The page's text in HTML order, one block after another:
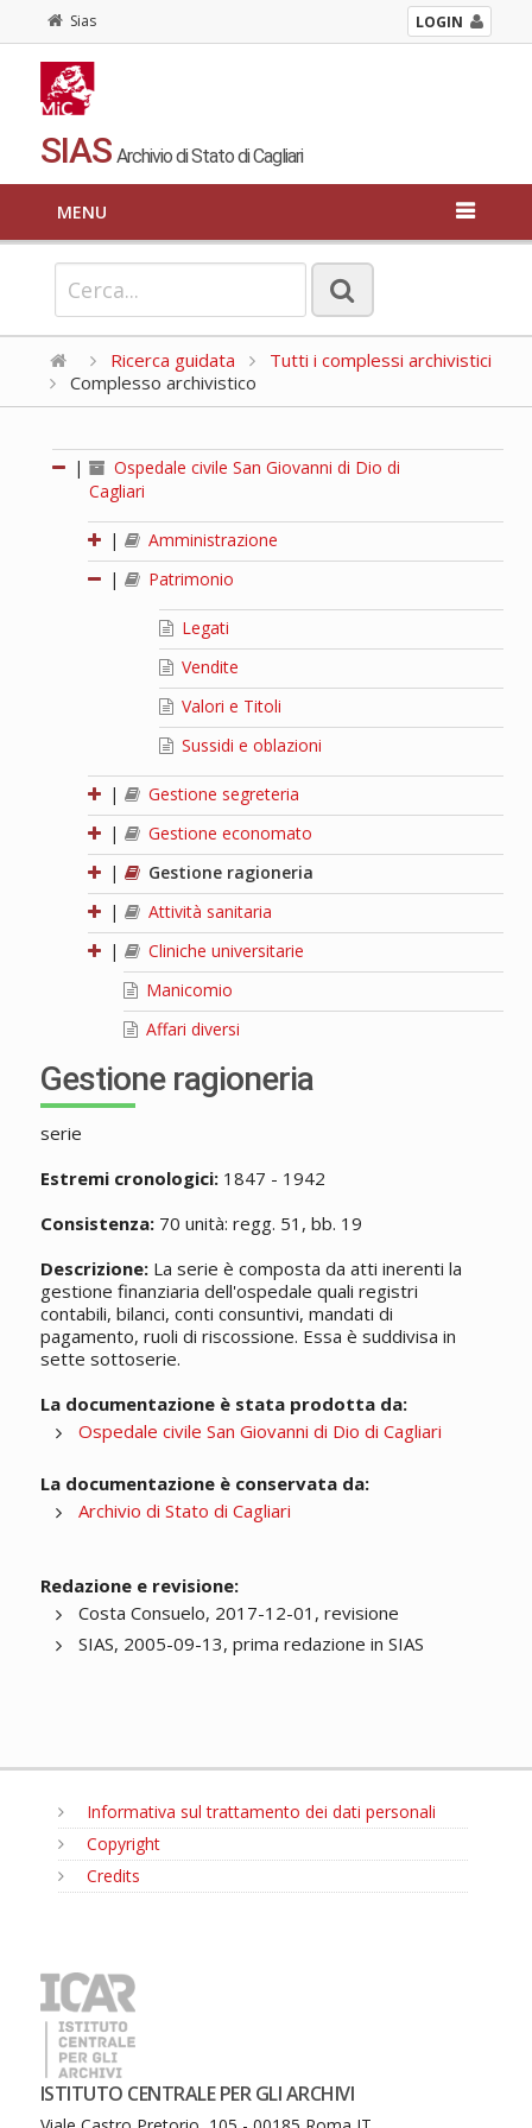
Sias LOGIN
SIAS Archivio di Stato di Cagliari
MENU
Ricerca guidata
Tutti i complessi archivistici
Complesso archivistico
|
Ospedale civile San Giovanni di Dio di
Cagliari
|
Amministrazione
|
Patrimonio
Legati
Vendite
Valori e Titoli
Sussidi e oblazioni
|
Gestione segreteria
|
Gestione economato
|
Gestione ragioneria
|
Attività sanitaria
|
Cliniche universitarie
Manicomio
Affari diversi
Gestione ragioneria
serie
Estremi cronologici:1847 - 1942
Consistenza:70 unità: regg. 51, bb. 19
Descrizione:La serie è composta da atti inerenti la
gestione finanziaria dell'ospedale quali registri
contabili, bilanci, conti consuntivi, mandati di
pagamento, ruoli di riscossione. Essa è suddivisa in
sette sottoserie.
La documentazione è stata prodotta da:
Ospedale civile San Giovanni di Dio di Cagliari
La documentazione è conservata da:
Archivio di Stato di Cagliari
Redazione e revisione:
Costa Consuelo, 2017-12-01, revisione
SIAS, 2005-09-13, prima redazione in SIAS
Informativa sul trattamento dei dati personali
Copyright
Credits
ISTITUTO CENTRALE PER GLI ARCHIVI